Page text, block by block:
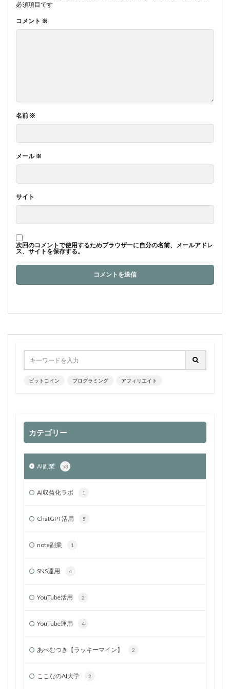
必須項目です
コメント ※
名前 ※
メール※
サイト
次回のコメントで使用するためブラウザーに自分の名前、メールアドレ
ス、サイトを保存する。
ビットコイン プログラミング アフィリエイト
カテゴリー
AI副業 53
AI収益化ラボ 1
ChatGPT活用 5
note副業 1
SNS運用 4
YouTube活用 2
YouTube運用 4
あべむつき【ラッキーマイン】 2
ここなのAI大学 2